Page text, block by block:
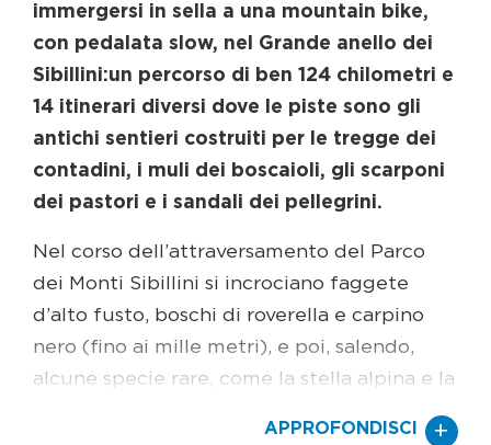
immergersi in sella a una mountain bike,
con pedalata slow, nel Grande anello dei
Sibillini:un percorso di ben 124 chilometri e
14 itinerari diversi dove le piste sono gli
antichi sentieri costruiti per le tregge dei
contadini, i muli dei boscaioli, gli scarponi
dei pastori e i sandali dei pellegrini.
Nel corso dell’attraversamento del Parco
dei Monti Sibillini si incrociano faggete
d’alto fusto, boschi di roverella e carpino
nero (fino ai mille metri), e poi, salendo,
alcune specie rare, come la stella alpina e la
APPROFONDISCI +